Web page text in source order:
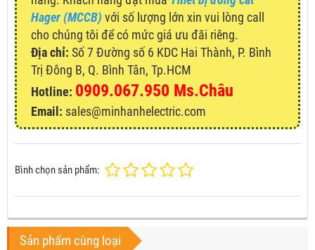
Hager (MCCB) với số lượng lớn xin vui lòng call
cho chúng tôi để có mức giá ưu đãi riêng.
Địa chỉ: Số 7 Đường số 6 KDC Hai Thành, P. Bình
Trị Đông B, Q. Bình Tân, Tp.HCM
Hotline: 0909.067.950 Ms.Châu
Email: sales@minhanhelectric.com
Bình chọn sản phẩm:
Sản phẩm cùng loại